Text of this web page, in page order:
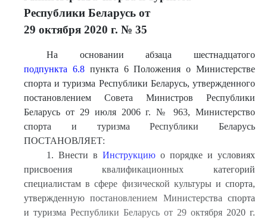
Республики Беларусь от
29 октября 2020 г. № 35
На основании абзаца шестнадцатого
подпункта 6.8пункта 6 Положения о Министерстве
спорта и туризма Республики Беларусь, утвержденного
постановлением Совета Министров Республики
Беларусь от 29 июля 2006 г. № 963, Министерство
спорта и туризма Республики Беларусь
ПОСТАНОВЛЯЕТ:
1. Внести в Инструкциюо порядке и условиях
присвоения квалификационных категорий
специалистам в сфере физической культуры и спорта,
утвержденную постановлением Министерства спорта
и туризма Республики Беларусь от 29 октября 2020 г.